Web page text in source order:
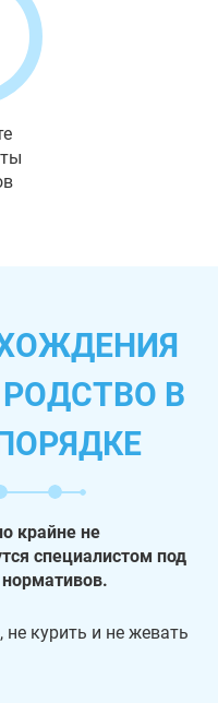
В
крайне не
специалистом под
не курить и не жевать